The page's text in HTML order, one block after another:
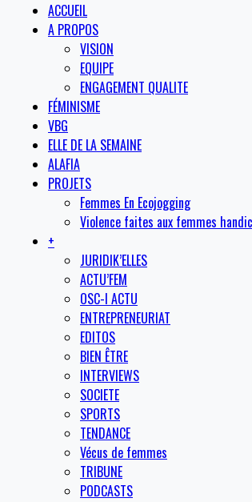
ACCUEIL
A PROPOS
VISION
EQUIPE
ENGAGEMENT QUALITE
FÉMINISME
VBG
ELLE DE LA SEMAINE
ALAFIA
PROJETS
Femmes En Ecojogging
Violence faites aux femmes
+
JURIDIK’ELLES
ACTU’FEM
OSC-I ACTU
ENTREPRENEURIAT
EDITOS
BIEN ÊTRE
INTERVIEWS
SOCIETE
SPORTS
TENDANCE
Vécus de femmes
TRIBUNE
PODCASTS